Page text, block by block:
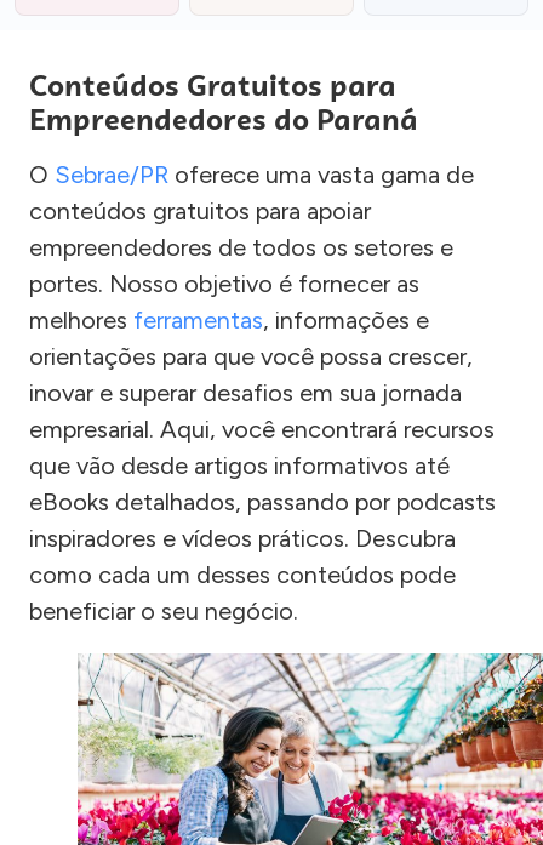
Conteúdos Gratuitos para
Empreendedores do Paraná
O Sebrae/PR oferece uma vasta gama de
conteúdos gratuitos para apoiar
empreendedores de todos os setores e
portes. Nosso objetivo é fornecer as
melhores ferramentas, informações e
orientações para que você possa crescer,
inovar e superar desafios em sua jornada
empresarial. Aqui, você encontrará recursos
que vão desde artigos informativos até
eBooks detalhados, passando por podcasts
inspiradores e vídeos práticos. Descubra
como cada um desses conteúdos pode
beneficiar o seu negócio.